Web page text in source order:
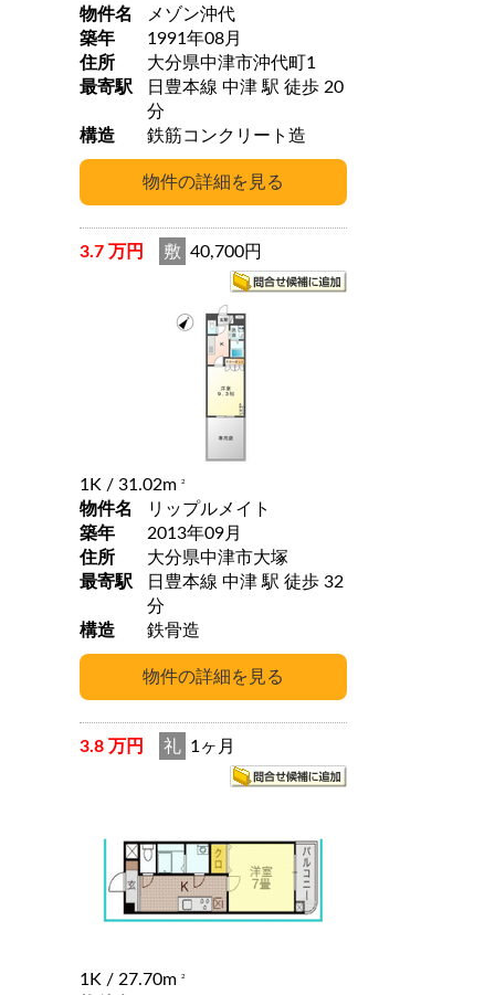
物件名
メゾン沖代
築年
1991年08月
住所
大分県中津市沖代町1
最寄駅
日豊本線 中津 駅 徒歩 20
分
構造
鉄筋コンクリート造
3.7 万円 敷 40,700円
1K / 31.02m 2
物件名
リップルメイト
築年
2013年09月
住所
大分県中津市大塚
最寄駅
日豊本線 中津 駅 徒歩 32
分
構造
鉄骨造
3.8 万円 礼 1ヶ月
1K / 27.70m 2